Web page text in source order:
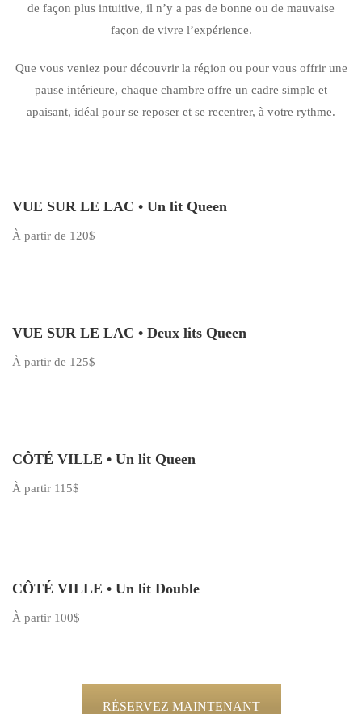
de façon plus intuitive, il n’y a pas de bonne ou de mauvaise
façon de vivre l’expérience.
Que vous veniez pour découvrir la région ou pour vous offrir une
pause intérieure, chaque chambre offre un cadre simple et
apaisant, idéal pour se reposer et se recentrer, à votre rythme.
VUE SUR LE LAC • Un lit Queen
À partir de 120$
VUE SUR LE LAC • Deux lits Queen
À partir de 125$
CÔTÉ VILLE • Un lit Queen
À partir 115$
CÔTÉ VILLE • Un lit Double
À partir 100$
RÉSERVEZ MAINTENANT